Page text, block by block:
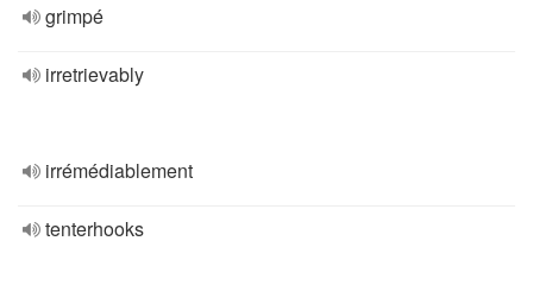
grimpé
irretrievably
irrémédiablement
tenterhooks